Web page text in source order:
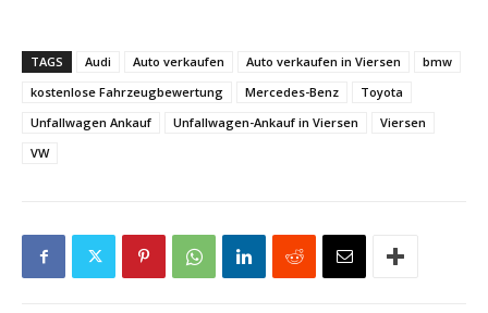
TAGS Audi Auto verkaufen Auto verkaufen in Viersen
bmw
kostenlose Fahrzeugbewertung
Mercedes-Benz
Toyota
Unfallwagen Ankauf
Unfallwagen-Ankauf in Viersen
Viersen
VW